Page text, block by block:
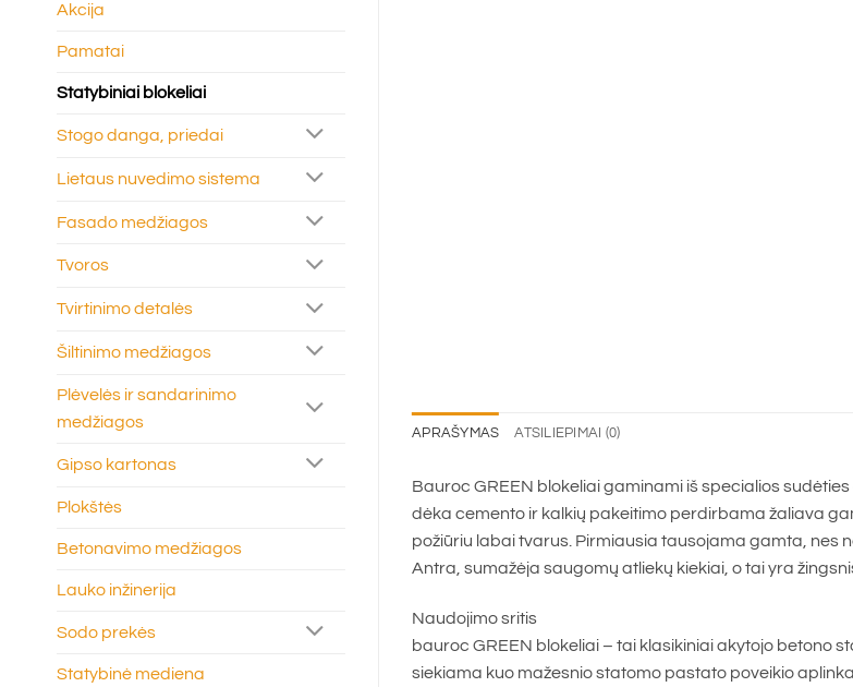
Akcija
Pamatai
Statybiniai blokeliai
Stogo danga, priedai
Lietaus nuvedimo sistema
Fasado medžiagos
Tvoros
Tvirtinimo detalės
Šiltinimo medžiagos
Plėvelės ir sandarinimo
medžiagos
Gipso kartonas
Plokštės
Betonavimo medžiagos
Lauko inžinerija
Sodo prekės
Statybinė mediena
APRAŠYMAS ATSILIEPIMAI (0)
Bauroc GREEN blokeliai gaminami iš specialios
dėka cemento ir kalkių pakeitimo perdirbama žaliava
požiūriu labai tvarus. Pirmiausia tausojama gamta, nes
Antra, sumažėja saugomų atliekų kiekiai, o tai yra
Naudojimo sritis
bauroc GREEN blokeliai – tai klasikiniai akytojo betono
siekiama kuo mažesnio statomo pastato poveikio